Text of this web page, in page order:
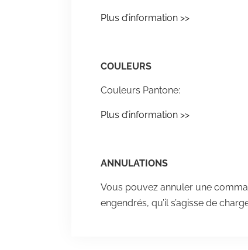
Plus d’information >>
COULEURS
Couleurs Pantone:
Plus d’information >>
ANNULATIONS
Vous pouvez annuler une
engendrés, qu’il s’agisse de